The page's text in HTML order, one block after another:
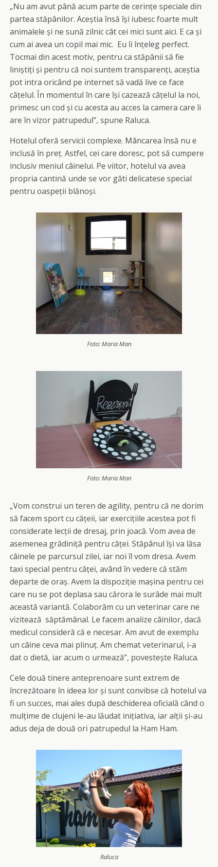
„Nu am avut până acum parte de cerințe speciale din
partea stăpânilor. Aceștia însă își iubesc foarte mult
animalele și ne sună zilnic cât cei mici sunt aici. E ca și
cum ai avea un copil mai mic. Eu îi înțeleg perfect.
Tocmai din acest motiv, pentru ca stăpânii să fie
liniștiți și pentru că noi suntem transparenți, aceștia
pot intra oricând pe internet să vadă live ce face
cățelul. În momentul în care își cazează cățelul la noi,
primesc un cod și cu acesta au acces la camera care îi
are în vizor patrupedul”, spune Raluca.
Hotelul oferă servicii complexe. Mâncarea însă nu e
inclusă în preț. Astfel, cei care doresc, pot să cumpere
inclusiv meniul câinelui. Pe viitor, hotelul va avea
propria cantină unde se vor găti delicatese special
pentru oaspeții blănoși.
Foto: Maria Man
Foto: Maria Man
„Vom construi un teren de agility, pentru că ne dorim
să facem sport cu cățeii, iar exercițiile acestea pot fi
considerate lecții de dresaj, prin joacă. Vom avea de
asemenea grădiniță pentru căței. Stăpânul își va lăsa
câinele pe parcursul zilei, iar noi îl vom dresa. Avem
taxi special pentru căței, având în vedere că stăm
departe de oraș. Avem la dispoziție mașina pentru cei
care nu se pot deplasa sau cărora le surâde mai mult
această variantă. Colaborăm cu un veterinar care ne
vizitează săptămânal. Le facem analize câinilor, dacă
medicul consideră că e necesar. Am avut de exemplu
un câine ceva mai plinuț. Am chemat veterinarul, i-a
dat o dietă, iar acum o urmează”, povestește Raluca.
Cele două tinere anteprenoare sunt extrem de
încrezătoare în ideea lor și sunt convibse că hotelul va
fi un succes, mai ales după deschiderea oficială când o
mulțime de clujeni le-au lăudat inițiativa, iar alții și-au
adus deja de două ori patrupedul la Ham Ham.
Raluca